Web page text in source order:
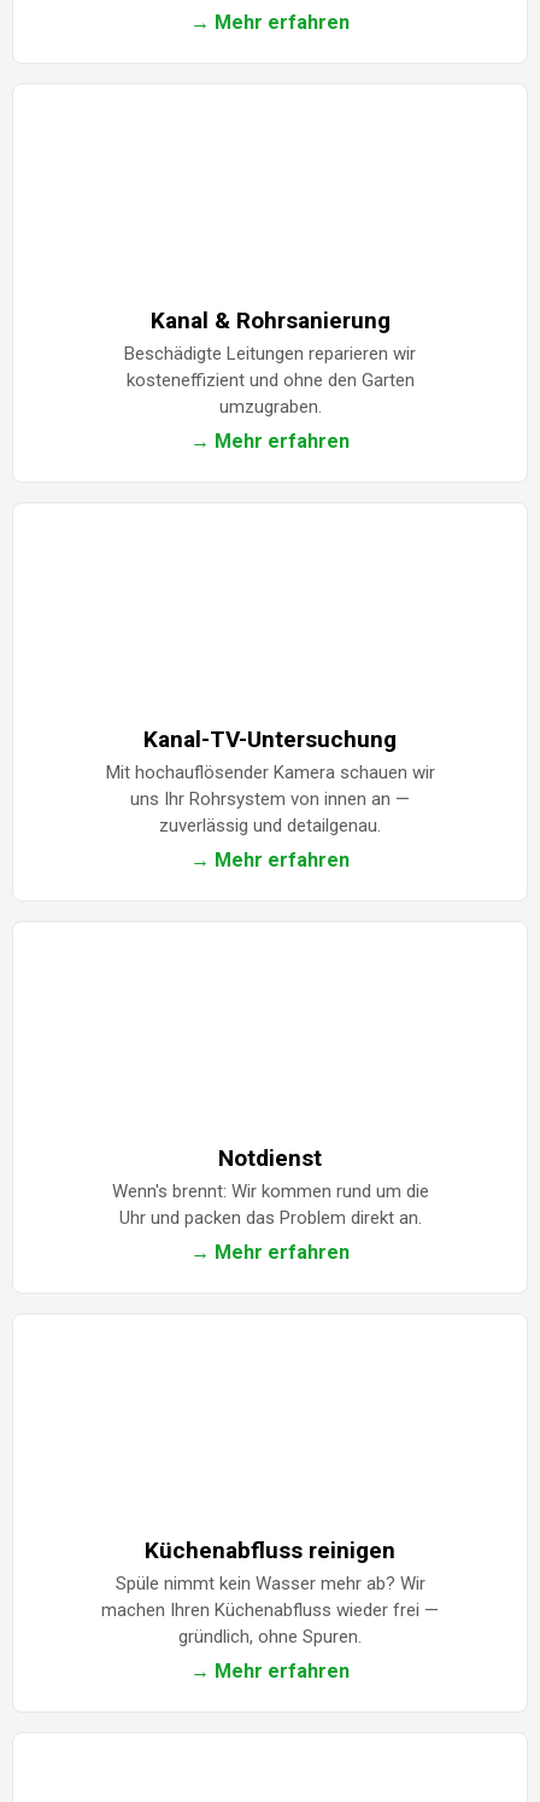
→ Mehr erfahren
Kanal & Rohrsanierung
Beschädigte Leitungen reparieren wir
kosteneffizient und ohne den Garten
umzugraben.
→ Mehr erfahren
Kanal-TV-Untersuchung
Mit hochauflösender Kamera schauen wir
uns Ihr Rohrsystem von innen an —
zuverlässig und detailgenau.
→ Mehr erfahren
Notdienst
Wenn's brennt: Wir kommen rund um die
Uhr und packen das Problem direkt an.
→ Mehr erfahren
Küchenabfluss reinigen
Spüle nimmt kein Wasser mehr ab? Wir
machen Ihren Küchenabfluss wieder frei —
gründlich, ohne Spuren.
→ Mehr erfahren